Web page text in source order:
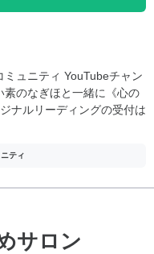
ュニティ YouTubeチャン
のなぎほと一緒に《心の
ナルリーディングの受付は
ティ
サロン